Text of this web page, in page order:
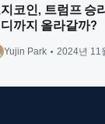
코인, 트럼프 승
까지 올라갈까?
Yujin Park 2024년 11